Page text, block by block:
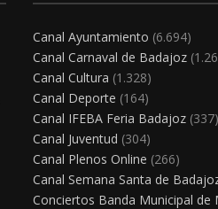
Canal Ayuntamiento (6.694)
Canal Carnaval de Badajoz
Canal Cultura (1.328)
Canal Deporte (164)
Canal IFEBA Feria Badajoz (337)
Canal Juventud (304)
Canal Plenos Online (266)
Canal Semana Santa de
Conciertos Banda Municipal de